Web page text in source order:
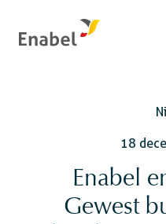
18
Enabel
Gewest